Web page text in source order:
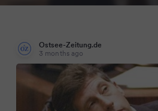
Ostsee-Zeitung.de
3 months ago